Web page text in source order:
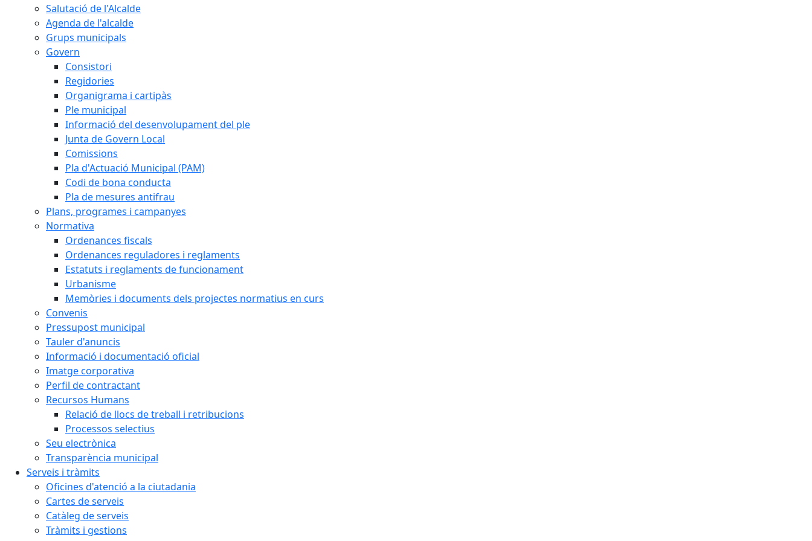
Salutació de l'Alcalde
Agenda de l'alcalde
Grups municipals
Govern
Consistori
Regidories
Organigrama i cartipàs
Ple municipal
Informació del desenvolupament del ple
Junta de Govern Local
Comissions
Pla d'Actuació Municipal (PAM)
Codi de bona conducta
Pla de mesures antifrau
Plans, programes i campanyes
Normativa
Ordenances fiscals
Ordenances reguladores i reglaments
Estatuts i reglaments de funcionament
Urbanisme
Memòries i documents dels projectes normatius en curs
Convenis
Pressupost municipal
Tauler d'anuncis
Informació i documentació oficial
Imatge corporativa
Perfil de contractant
Recursos Humans
Relació de llocs de treball i retribucions
Processos selectius
Seu electrònica
Transparència municipal
Serveis i tràmits
Oficines d'atenció a la ciutadania
Cartes de serveis
Catàleg de serveis
Tràmits i gestions